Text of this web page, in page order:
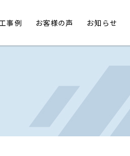
事例 お客様の声 お知らせ